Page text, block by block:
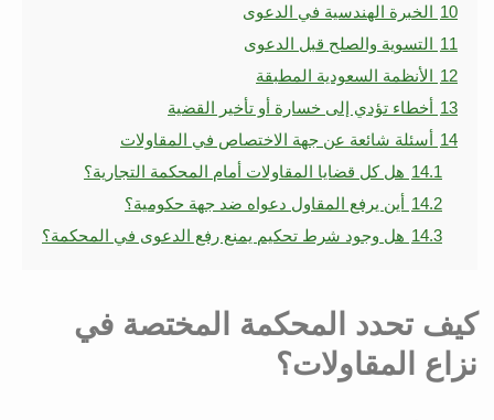
10 الخبرة الهندسية في الدعوى
11 التسوية والصلح قبل الدعوى
12 الأنظمة السعودية المطبقة
13 أخطاء تؤدي إلى خسارة أو تأخير القضية
14 أسئلة شائعة عن جهة الاختصاص في المقاولات
14.1 هل كل قضايا المقاولات أمام المحكمة التجارية؟
14.2 أين يرفع المقاول دعواه ضد جهة حكومية؟
14.3 هل وجود شرط تحكيم يمنع رفع الدعوى في المحكمة؟
كيف تحدد المحكمة المختصة في
نزاع المقاولات؟